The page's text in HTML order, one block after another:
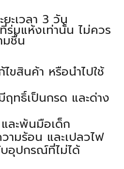
ะเวลา 3 วัน
ร่มแห้งเท่านั้น ไม่ควร
มชื้น
ขสินค้า หรือนำไปใช้
ฤทธิ์เป็นกรด และด่าง
ละพ้นมือเด็ก
ามร้อน และเปลวไฟ
บอุปกรณ์ที่ไม่ได้